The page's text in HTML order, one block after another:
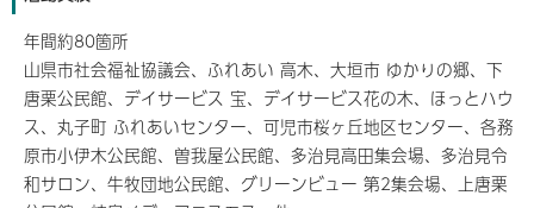
年間約80箇所
山県市社会福祉協議会、ふれあい 高木、大垣市 ゆかりの郷、下
唐栗公民館、デイサービス 宝、デイサービス花の木、ほっとハウ
ス、丸子町 ふれあいセンター、可児市桜ヶ丘地区センター、各務
原市小伊木公民館、曽我屋公民館、多治見高田集会場、多治見令
和サロン、牛牧団地公民館、グリーンビュー 第2集会場、上唐栗